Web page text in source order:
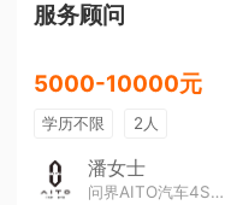
服务顾问
5000-10000元
学历不限 2人
潘女士
问界AITO汽车4S店（董公寺汽博城）